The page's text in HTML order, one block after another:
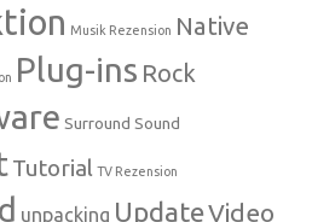
Musik Rezension Native
Plug-ins Rock
Surround Sound
Tutorial TV Rezension
unpacking UpdateVideo